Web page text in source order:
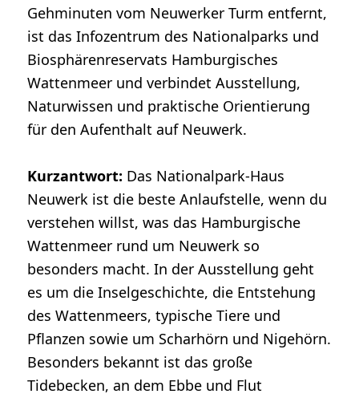
Gehminuten vom Neuwerker Turm entfernt,
ist das Infozentrum des Nationalparks und
Biosphärenreservats Hamburgisches
Wattenmeer und verbindet Ausstellung,
Naturwissen und praktische Orientierung
für den Aufenthalt auf Neuwerk.
Kurzantwort: Das Nationalpark-Haus
Neuwerk ist die beste Anlaufstelle, wenn du
verstehen willst, was das Hamburgische
Wattenmeer rund um Neuwerk so
besonders macht. In der Ausstellung geht
es um die Inselgeschichte, die Entstehung
des Wattenmeers, typische Tiere und
Pflanzen sowie um Scharhörn und Nigehörn.
Besonders bekannt ist das große
Tidebecken, an dem Ebbe und Flut